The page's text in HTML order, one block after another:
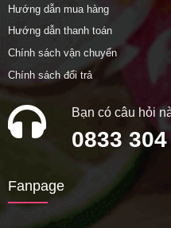
Hướng dẫn mua hàng
Hướng dẫn thanh toán
Chính sách vận chuyển
Chính sách đổi trả
Bạn có câu hỏi
0833
Fanpage